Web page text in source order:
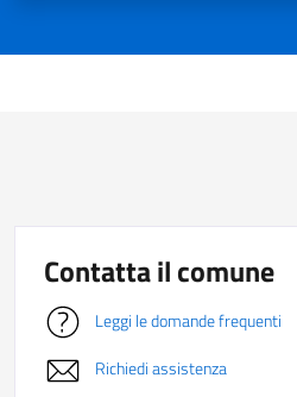
Contatta il comune
Leggi le domande frequenti
Richiedi assistenza